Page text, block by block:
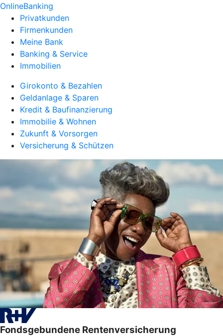
OnlineBanking
Privatkunden
Firmenkunden
Meine Bank
Banking & Service
Immobilien
Girokonto & Bezahlen
Geldanlage & Sparen
Kredit & Baufinanzierung
Immobilie & Wohnen
Zukunft & Vorsorgen
Versicherung & Schützen
Fondsgebundene Rentenversicherung